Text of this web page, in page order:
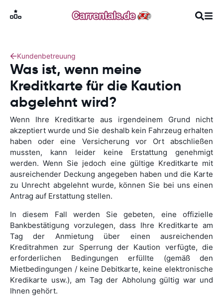
Kundenbetreuung
Was ist, wenn meine
Kreditkarte für die Kaution
abgelehnt wird?
Wenn Ihre Kreditkarte aus irgendeinem Grund nicht
akzeptiert wurde und Sie deshalb kein Fahrzeug erhalten
haben oder eine Versicherung vor Ort abschließen
mussten, kann leider keine Erstattung genehmigt
werden. Wenn Sie jedoch eine gültige Kreditkarte mit
ausreichender Deckung angegeben haben und die Karte
zu Unrecht abgelehnt wurde, können Sie bei uns einen
Antrag auf Erstattung stellen.
In diesem Fall werden Sie gebeten, eine offizielle
Bankbestätigung vorzulegen, dass Ihre Kreditkarte am
Tag der Anmietung über einen ausreichenden
Kreditrahmen zur Sperrung der Kaution verfügte, die
erforderlichen Bedingungen erfüllte (gemäß den
Mietbedingungen / keine Debitkarte, keine elektronische
Kredikarte usw.), am Tag der Abholung gültig war und
Ihnen gehört.